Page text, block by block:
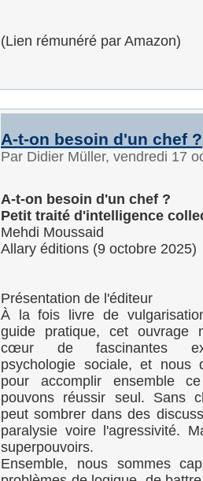
(Lien rémunéré par Amazon)
A-t-on besoin d'un chef ?
Par Didier Müller, vendredi 17
A-t-on besoin d'un chef ?
Petit traité d'intelligence
Mehdi Moussaid
Allary éditions (9 octobre 2025)
Présentation de l'éditeur
À la fois livre de
guide pratique, cet ouvrage
cœur de fascinantes
psychologie sociale, et nous
pour accomplir ensemble
pouvons réussir seul. Sans
peut sombrer dans des
paralysie voire l'agressivité.
superpouvoirs.
Ensemble, nous sommes